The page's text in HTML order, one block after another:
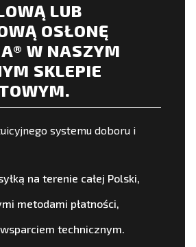
LUB
OSŁONĘ
W NASZYM
SKLEPIE
systemu doboru i
na terenie całej Polski,
metodami płatności,
technicznym.